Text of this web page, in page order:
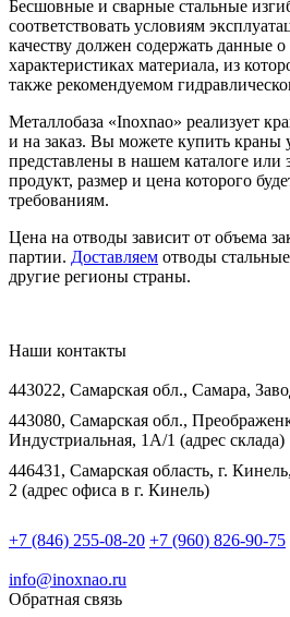
Бесшовные и сварные стальные
соответствовать условиям
качеству должен содержать данные
характеристиках материала, из
также рекомендуемом
Металлобаза «Inoxnao» реализует
и на заказ. Вы можете купить краны
представлены в нашем каталоге или
продукт, размер и цена которого
требованиям.
Цена на отводы зависит от объема
партии. Доставляем отводы
другие регионы страны.
Наши контакты
443022, Самарская обл., Самара,
443080, Самарская обл.,
Индустриальная, 1А/1 (адрес склада)
446431, Самарская область, г.
2 (адрес офиса в г. Кинель)
+7 (846) 255-08-20 +7 (960) 826-90-75
info@inoxnao.ru
Обратная связь